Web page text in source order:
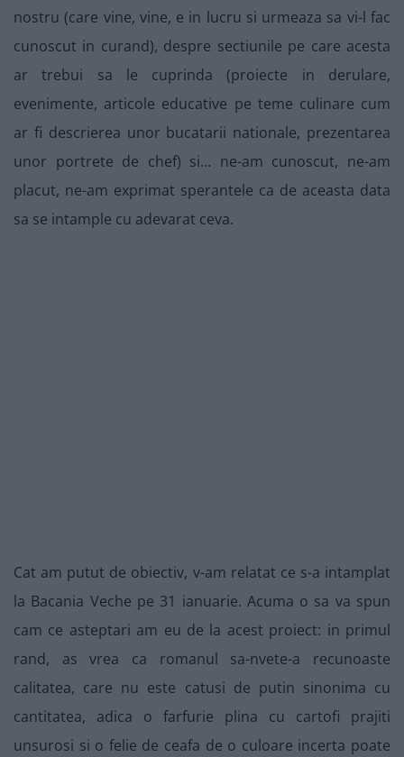
nostru (care vine, vine, e in lucru si urmeaza sa vi-l fac
cunoscut in curand), despre sectiunile pe care acesta
ar trebui sa le cuprinda (proiecte in derulare,
evenimente, articole educative pe teme culinare cum
ar fi descrierea unor bucatarii nationale, prezentarea
unor portrete de chef) si… ne-am cunoscut, ne-am
placut, ne-am exprimat sperantele ca de aceasta data
sa se intample cu adevarat ceva.
Cat am putut de obiectiv, v-am relatat ce s-a intamplat
la Bacania Veche pe 31 ianuarie. Acuma o sa va spun
cam ce asteptari am eu de la acest proiect: in primul
rand, as vrea ca romanul sa-nvete-a recunoaste
calitatea, care nu este catusi de putin sinonima cu
cantitatea, adica o farfurie plina cu cartofi prajiti
unsurosi si o felie de ceafa de o culoare incerta poate